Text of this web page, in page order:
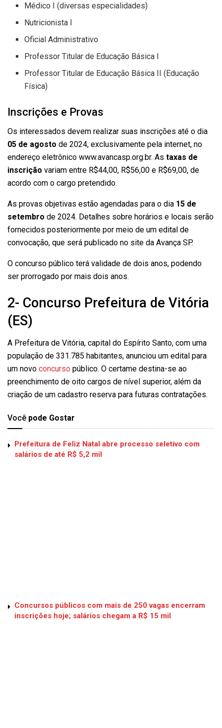
Médico I (diversas especialidades)
Nutricionista I
Oficial Administrativo
Professor Titular de Educação Básica I
Professor Titular de Educação Básica II (Educação
Física)
Inscrições e Provas
Os interessados devem realizar suas inscrições até o dia
05 de agosto de 2024, exclusivamente pela internet, no
endereço eletrônico www.avancasp.org.br. As taxas de
inscrição variam entre R$44,00, R$56,00 e R$69,00, de
acordo com o cargo pretendido.
As provas objetivas estão agendadas para o dia 15 de
setembro de 2024. Detalhes sobre horários e locais serão
fornecidos posteriormente por meio de um edital de
convocação, que será publicado no site da Avança SP.
O concurso público terá validade de dois anos, podendo
ser prorrogado por mais dois anos.
2- Concurso Prefeitura de Vitória
(ES)
A Prefeitura de Vitória, capital do Espírito Santo, com uma
população de 331.785 habitantes, anunciou um edital para
um novo concurso público. O certame destina-se ao
preenchimento de oito cargos de nível superior, além da
criação de um cadastro reserva para futuras contratações.
Você pode Gostar
Prefeitura de Feliz Natal abre processo seletivo com
salários de até R$ 5,2 mil
Concursos públicos com mais de 250 vagas encerram
inscrições hoje; salários chegam a R$ 15 mil